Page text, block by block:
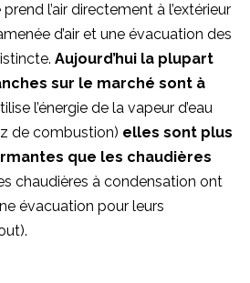
l’air directement à l’extérieur
d’air et une évacuation des
Aujourd’hui la plupart
sur le marché sont à
l’énergie de la vapeur d’eau
de combustion) elles sont plus
que les chaudières
chaudières à condensation ont
évacuation pour leurs